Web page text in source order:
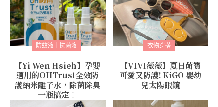
防蚊液｜抗菌液
【Yi Wen Hsieh】孕嬰
適用的OHTrust全效防
護納米離子水，除菌除臭
一瓶搞定！
衣物穿搭
【VIVI薇薇】夏日萌寶
可愛又防護! KiGO 嬰幼
兒太陽眼鏡